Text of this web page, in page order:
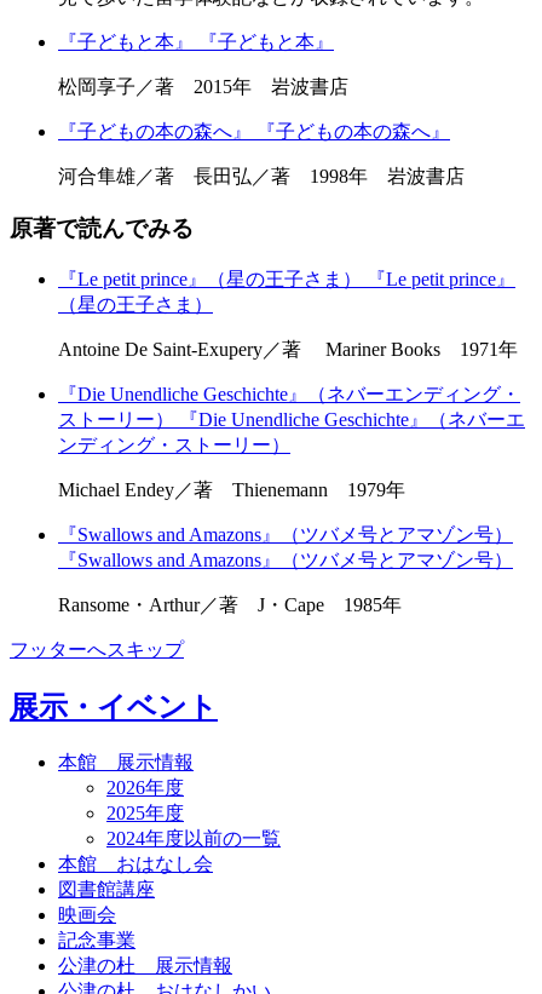
『子どもと本』 『子どもと本』
松岡享子／著 2015年 岩波書店
『子どもの本の森へ』 『子どもの本の森へ』
河合隼雄／著 長田弘／著 1998年 岩波書店
原著で読んでみる
『Le petit prince』（星の王子さま）
『Le petit prince』
（星の王子さま）
Antoine De Saint-Exupery／著 Mariner Books 1971年
『Die Unendliche Geschichte』（ネバーエンディング・
ストーリー）
『Die Unendliche Geschichte』（ネバーエ
ンディング・ストーリー）
Michael Endey／著 Thienemann 1979年
『Swallows and Amazons』（ツバメ号とアマゾン号）
『Swallows and Amazons』（ツバメ号とアマゾン号）
Ransome・Arthur／著 J・Cape 1985年
フッターへスキップ
展示・イベント
本館 展示情報
2026年度
2025年度
2024年度以前の一覧
本館 おはなし会
図書館講座
映画会
記念事業
公津の杜 展示情報